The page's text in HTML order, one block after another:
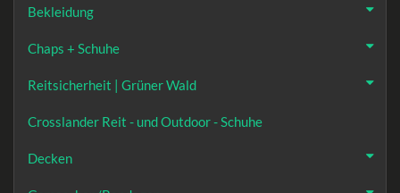
Bekleidung
Chaps + Schuhe
Reitsicherheit | Grüner Wald
Crosslander Reit - und Outdoor - Schuhe
Decken